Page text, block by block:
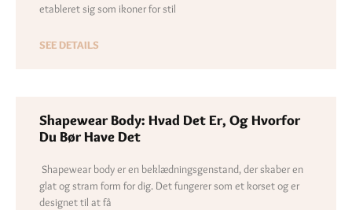
etableret sig som ikoner for stil
SEE DETAILS
Shapewear Body: Hvad Det Er, Og Hvorfor
Du Bør Have Det
Shapewear body er en beklædningsgenstand, der skaber en
glat og stram form for dig. Det fungerer som et korset og er
designet til at få